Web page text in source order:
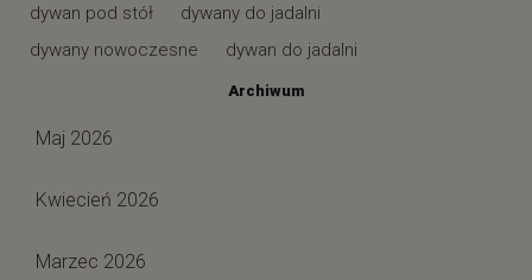
dywan pod stół
dywany do jadalni
dywany nowoczesne
dywan do jadalni
Archiwum
Maj 2026
Kwiecień 2026
Marzec 2026